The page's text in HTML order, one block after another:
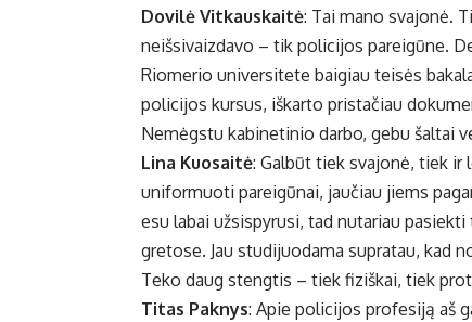
Dovilė Vitkauskaitė: Tai mano svajonė.
neišsivaizdavo – tik policijos pareigūne.
Riomerio universitete baigiau teisės
policijos kursus, iškarto pristačiau
Nemėgstu kabinetinio darbo, gebu šaltai
Lina Kuosaitė: Galbūt tiek svajonė, tiek ir
uniformuoti pareigūnai, jaučiau jiems
esu labai užsispyrusi, tad nutariau
gretose. Jau studijuodama supratau, kad
Teko daug stengtis – tiek fiziškai, tiek
Titas Paknys: Apie policijos profesiją aš